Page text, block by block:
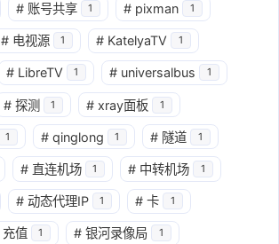
# 账号共享 1 # pixman 1
# 电视源 1 # KatelyaTV 1
# LibreTV 1 # universalbus 1
# 探测 1 # xray面板 1
1 # qinglong 1 # 隧道 1
# 直连机场 1 # 中转机场 1
# 动态代理IP 1 # 卡 1
充值 1 # 银河录像局 1